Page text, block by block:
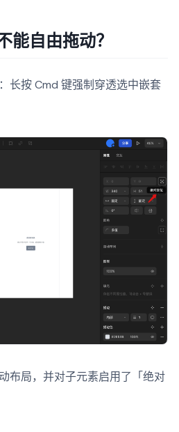
能自由拖动？
长按 Cmd 键强制穿透选中嵌套
布局，并对子元素启用了「绝对